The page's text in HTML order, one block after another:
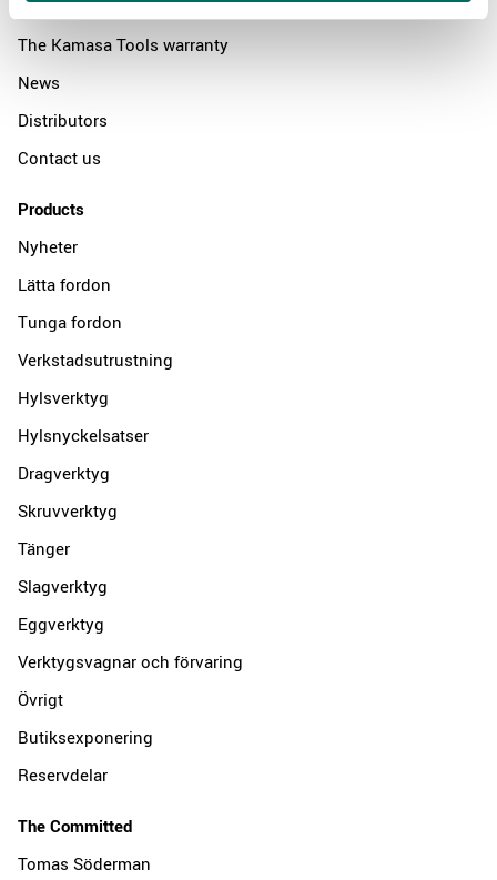
Swedish quality
The Kamasa Tools warranty
News
Distributors
Contact us
Products
Nyheter
Lätta fordon
Tunga fordon
Verkstadsutrustning
Hylsverktyg
Hylsnyckelsatser
Dragverktyg
Skruvverktyg
Tänger
Slagverktyg
Eggverktyg
Verktygsvagnar och förvaring
Övrigt
Butiksexponering
Reservdelar
The Committed
Tomas Söderman